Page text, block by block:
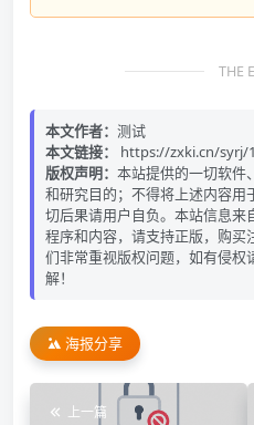
THE
本文作者： 测试
本文链接：
https://zxki.cn/syrj/
版权声明： 本站提供的一切软件
和研究目的；不得将上述内容
切后果请用户自负。本站信息
程序和内容，请支持正版，购
们非常重视版权问题，如有侵
解！
海报分享
上一篇